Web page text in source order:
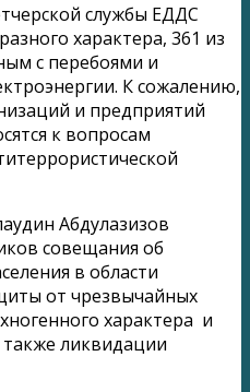
службы ЕДДС
характера, 361 из
с перебоями и
К сожалению,
и предприятий
к вопросам
Абдулазизов
совещания об
в области
от чрезвычайных
характера и
ликвидации